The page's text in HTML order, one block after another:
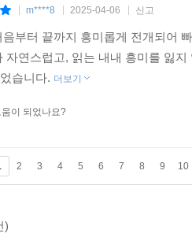
m****8 2025-04-06 신고
음부터 끝까지 흥미롭게 전개되어
자연스럽고, 읽는 내내 흥미를 잃
습니다. 더보기
이 되었나요?
2 3 4 5 6 7 8 9 10
)